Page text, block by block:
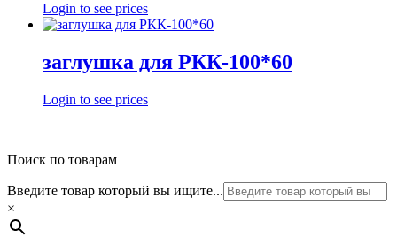
Login to see prices
заглушка для РКК-100*60
Login to see prices
Поиск по товарам
Введите товар который вы ищите...
×